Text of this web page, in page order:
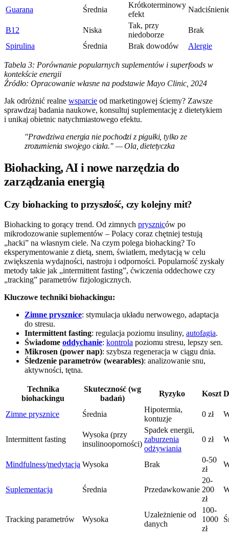
Guarana
Średnia
Krótkoterminowy
efekt
B12 Niska
Tak, przy
niedoborze
Brak
Spirulina
Średnia Brak dowodów Alergie
Tabela 3: Porównanie popularnych suplementów i superfoods w
kontekście energii
Źródło: Opracowanie własne na podstawie Mayo Clinic, 2024
Jak odróżnić realne wsparcie od marketingowej ściemy? Zawsze
sprawdzaj badania naukowe, konsultuj suplementację z dietetykiem
i unikaj obietnic natychmiastowego efektu.
"Prawdziwa energia nie pochodzi z pigułki, tylko ze
zrozumienia swojego ciała." — Ola, dietetyczka
Biohacking, AI i nowe narzędzia do
zarządzania energią
Czy biohacking to przyszłość, czy kolejny mit?
Biohacking to gorący trend. Od zimnych pryszniców po
mikrodozowanie suplementów – Polacy coraz chętniej testują
„hacki” na własnym ciele. Na czym polega biohacking? To
eksperymentowanie z dietą, snem, światłem, medytacją w celu
zwiększenia wydajności, nastroju i odporności. Popularność zyskały
metody takie jak „intermittent fasting”, ćwiczenia oddechowe czy
„tracking” parametrów fizjologicznych.
Kluczowe techniki biohackingu:
Zimne prysznice: stymulacja układu nerwowego, adaptacja
do stresu.
Intermittent fasting: regulacja poziomu insuliny, autofagia.
Świadome oddychanie: kontrola poziomu stresu, lepszy sen.
Mikrosen (power nap): szybsza regeneracja w ciągu dnia.
Śledzenie parametrów (wearables): analizowanie snu,
aktywności, tętna.
Technika
biohackingu
Skuteczność (wg
badań)
Ryzyko Koszt
Zimne prysznice Średnia
Hipotermia,
kontuzje
0 zł
Intermittent fasting
Wysoka (przy
insulinooporności)
Spadek energii,
zaburzenia
odżywiania
0 zł
Mindfulness/medytacja Wysoka Brak
0-50
zł
Suplementacja Średnia Przedawkowanie
20-
200
zł
Tracking parametrów Wysoka
Uzależnienie od
danych
100-
1000
zł